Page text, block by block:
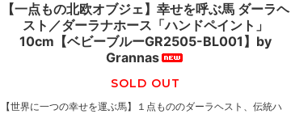
【一点もの北欧オブジェ】幸せを呼ぶ馬 ダーラヘ
スト／ダーラナホース「ハンドペイント」
10cm【ベビーブルーGR2505-BL001】by
Grannas
SOLD OUT
【世界に一つの幸せを運ぶ馬】１点もののダーラヘスト、伝統ハ